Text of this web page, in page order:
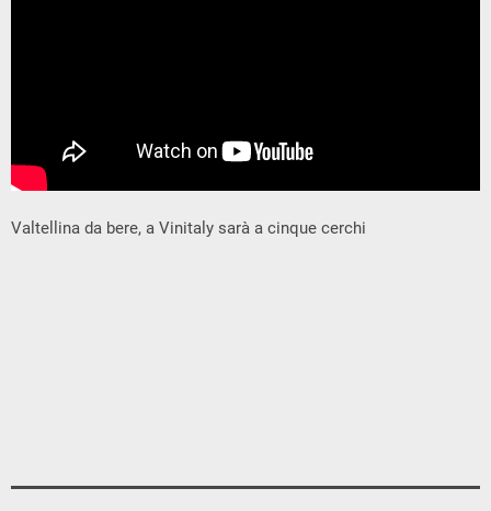
Valtellina da bere, a Vinitaly sarà a cinque cerchi